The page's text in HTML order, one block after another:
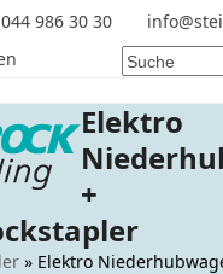
044 986 30 30
Elektro
+
» Elektro